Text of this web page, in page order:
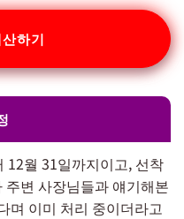
하기
12월 31일까지이고, 선착
변 사장님들과 얘기해본
며 이미 처리 중이더라고